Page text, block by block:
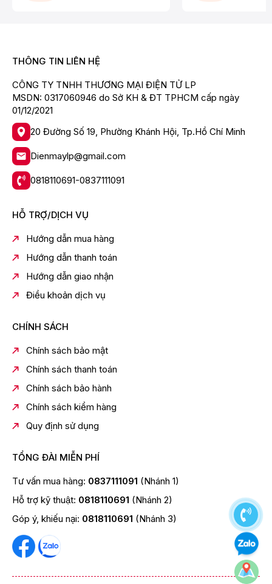
THÔNG TIN LIÊN HỆ
CÔNG TY TNHH THƯƠNG MẠI ĐIỆN TỬ LP
MSDN: 0317060946 do Sở KH & ĐT TPHCM cấp ngày
01/12/2021
20 Đường Số 19, Phường Khánh Hội, Tp.Hồ Chí Minh
Dienmaylp@gmail.com
0818110691-0837111091
HỖ TRỢ/DỊCH VỤ
Hướng dẫn mua hàng
Hướng dẫn thanh toán
Hướng dẫn giao nhận
Điều khoản dịch vụ
CHÍNH SÁCH
Chính sách bảo mật
Chính sách thanh toán
Chính sách bảo hành
Chính sách kiểm hàng
Quy định sử dụng
TỔNG ĐÀI MIỄN PHÍ
Tư vấn mua hàng: 0837111091 (Nhánh 1)
Hỗ trợ kỹ thuật: 0818110691 (Nhánh 2)
Góp ý, khiếu nại: 0818110691 (Nhánh 3)